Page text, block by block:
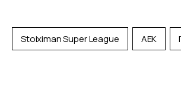
Stoiximan Super League ΑΕΚ